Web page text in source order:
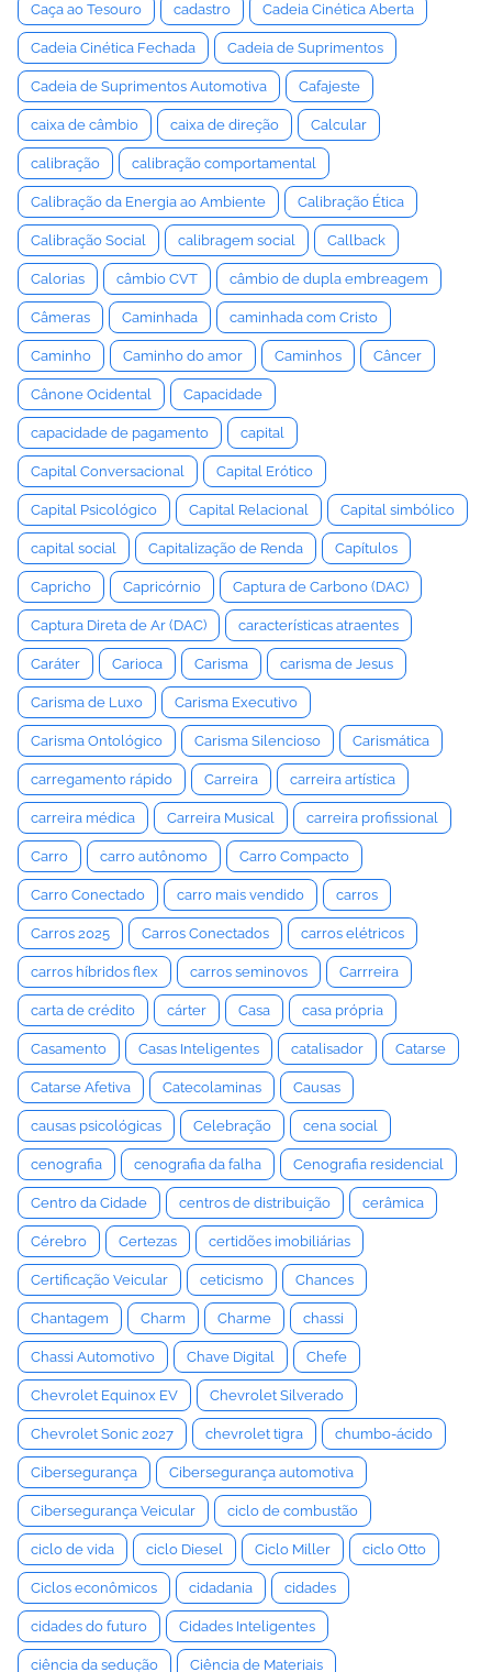
Caça ao Tesouro cadastro Cadeia Cinética Aberta
Cadeia Cinética Fechada Cadeia de Suprimentos
Cadeia de Suprimentos Automotiva Cafajeste
caixa de câmbio caixa de direção Calcular
calibração calibração comportamental
Calibração da Energia ao Ambiente Calibração Ética
Calibração Social calibragem social Callback
Calorias câmbio CVT câmbio de dupla embreagem
Câmeras Caminhada caminhada com Cristo
Caminho Caminho do amor Caminhos Câncer
Cânone Ocidental Capacidade
capacidade de pagamento capital
Capital Conversacional Capital Erótico
Capital Psicológico Capital Relacional Capital simbólico
capital social Capitalização de Renda Capítulos
Capricho Capricórnio Captura de Carbono (DAC)
Captura Direta de Ar (DAC) características atraentes
Caráter Carioca Carisma carisma de Jesus
Carisma de Luxo Carisma Executivo
Carisma Ontológico Carisma Silencioso Carismática
carregamento rápido Carreira carreira artística
carreira médica Carreira Musical carreira profissional
Carro carro autônomo Carro Compacto
Carro Conectado carro mais vendido carros
Carros 2025 Carros Conectados carros elétricos
carros híbridos flex carros seminovos Carrreira
carta de crédito cárter Casa casa própria
Casamento Casas Inteligentes catalisador Catarse
Catarse Afetiva Catecolaminas Causas
causas psicológicas Celebração cena social
cenografia cenografia da falha Cenografia residencial
Centro da Cidade centros de distribuição cerâmica
Cérebro Certezas certidões imobiliárias
Certificação Veicular ceticismo Chances
Chantagem Charm Charme chassi
Chassi Automotivo Chave Digital Chefe
Chevrolet Equinox EV Chevrolet Silverado
Chevrolet Sonic 2027 chevrolet tigra chumbo-ácido
Cibersegurança Cibersegurança automotiva
Cibersegurança Veicular ciclo de combustão
ciclo de vida ciclo Diesel Ciclo Miller ciclo Otto
Ciclos econômicos cidadania cidades
cidades do futuro Cidades Inteligentes
ciência da sedução Ciência de Materiais